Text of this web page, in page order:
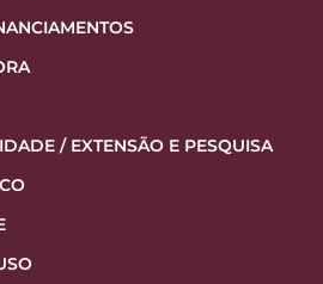
/ EXTENSÃO E PESQUISA